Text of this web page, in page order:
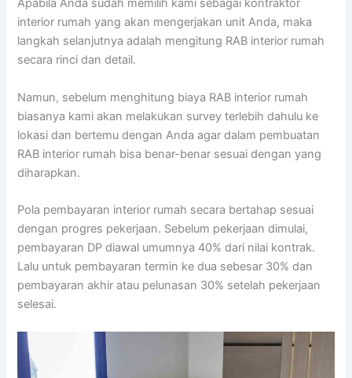
Apabila Anda sudah memilih kami sebagai kontraktor
interior rumah yang akan mengerjakan unit Anda, maka
langkah selanjutnya adalah mengitung RAB interior rumah
secara rinci dan detail.
Namun, sebelum menghitung biaya RAB interior rumah
biasanya kami akan melakukan survey terlebih dahulu ke
lokasi dan bertemu dengan Anda agar dalam pembuatan
RAB interior rumah bisa benar-benar sesuai dengan yang
diharapkan.
Pola pembayaran interior rumah secara bertahap sesuai
dengan progres pekerjaan. Sebelum pekerjaan dimulai,
pembayaran DP diawal umumnya 40% dari nilai kontrak.
Lalu untuk pembayaran termin ke dua sebesar 30% dan
pembayaran akhir atau pelunasan 30% setelah pekerjaan
selesai.